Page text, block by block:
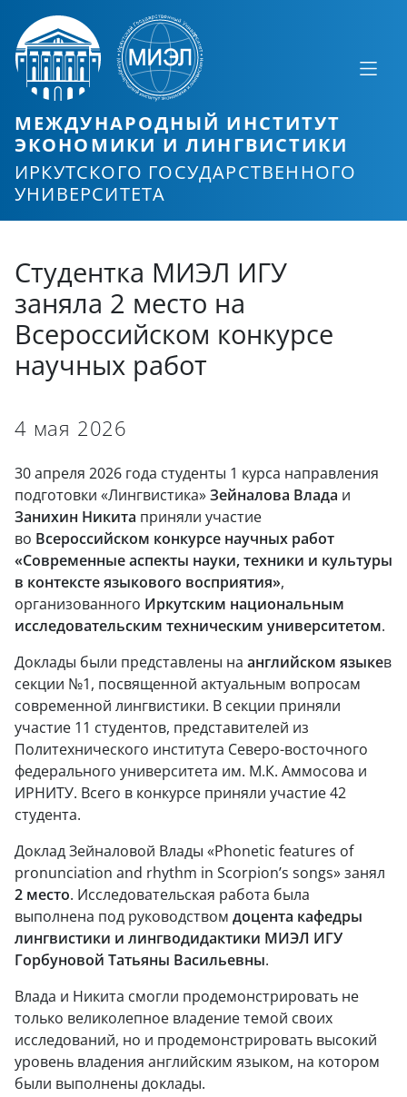
МЕЖДУНАРОДНЫЙ ИНСТИТУТ
ЭКОНОМИКИ И ЛИНГВИСТИКИ
ИРКУТСКОГО ГОСУДАРСТВЕННОГО
УНИВЕРСИТЕТА
Студентка МИЭЛ ИГУ
заняла 2 место на
Всероссийском конкурсе
научных работ
4 мая 2026
30 апреля 2026 года студенты 1 курса направления
подготовки «Лингвистика»Зейналова Влада и
Занихин Никита приняли участие
во Всероссийском конкурсе научных работ
«Современные аспекты науки, техники и культуры
в контексте языкового восприятия»,
организованного Иркутским национальным
исследовательским техническим университетом.
Доклады были представлены на английском языкев
секции №1, посвященной актуальным вопросам
современной лингвистики. В секции приняли
участие 11 студентов, представителей из
Политехнического института Северо-восточного
федерального университета им. М.К. Аммосова и
ИРНИТУ. Всего в конкурсе приняли участие 42
студента.
Доклад Зейналовой Влады «Phonetic features of
pronunciation and rhythm in Scorpion’s songs» занял
2 место. Исследовательская работа была
выполнена под руководством доцента кафедры
лингвистики и лингводидактики МИЭЛ ИГУ
Горбуновой Татьяны Васильевны.
Влада и Никита смогли продемонстрировать не
только великолепное владение темой своих
исследований, но и продемонстрировать высокий
уровень владения английским языком, на котором
были выполнены доклады.